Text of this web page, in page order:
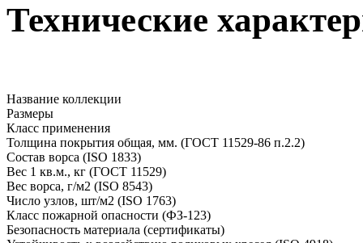
Технические
Название коллекции
Размеры
Класс применения
Толщина покрытия общая, мм. (ГОСТ 11529-86 п.2.2)
Состав ворса (ISO 1833)
Вес 1 кв.м., кг (ГОСТ 11529)
Вес ворса, г/м2 (ISO 8543)
Число узлов, шт/м2 (ISO 1763)
Класс пожарной опасности (ФЗ-123)
Безопасность материала (сертификаты)